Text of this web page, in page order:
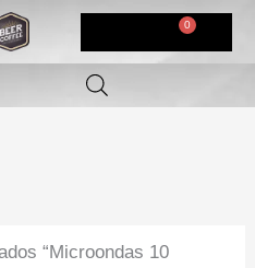
“Microondas 10